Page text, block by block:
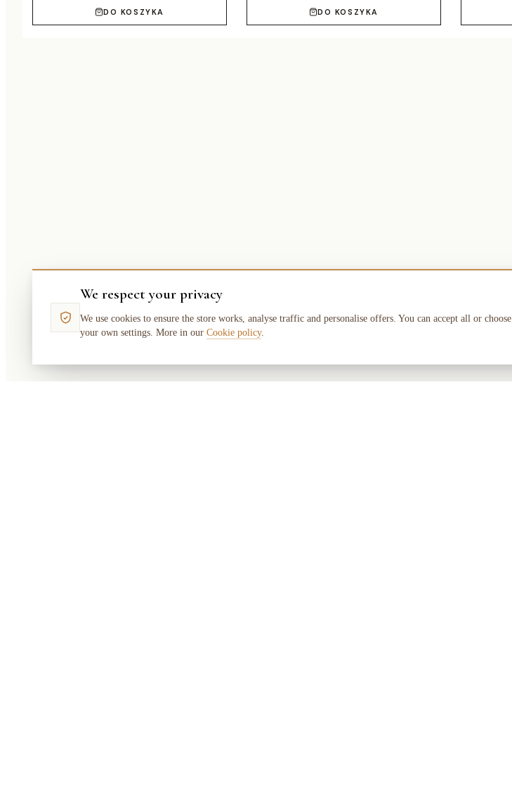
DO KOSZYKA DO KOSZYKA
We respect your privacy
We use cookies to ensure the store works, analyse traffic and personalise offers. You can accept all or choose
your own settings. More in our Cookie policy.